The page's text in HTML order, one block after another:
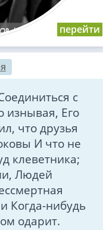
с
изнывая, Его
что друзья
И что не
клеветника;
Людей
Когда-нибудь
одарит.